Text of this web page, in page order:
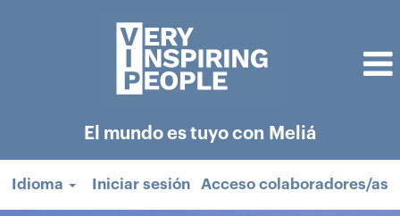
El mundo es tuyo con Meliá
Idioma Iniciar sesión Acceso colaboradores/as